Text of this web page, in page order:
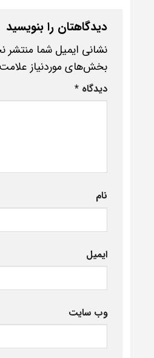
دیدگاهتان را بنویسید
نشانی ایمیل شما منتشر
بخش‌های موردنیاز
دیدگاه *
نام
ایمیل
وب‌ سایت